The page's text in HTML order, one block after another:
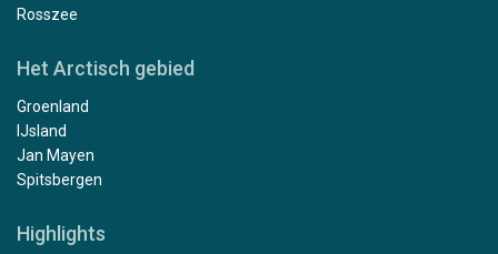
Rosszee
Het Arctisch gebied
Groenland
IJsland
Jan Mayen
Spitsbergen
Highlights